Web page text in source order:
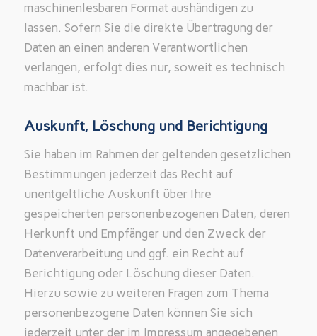
maschinenlesbaren Format aushändigen zu
lassen. Sofern Sie die direkte Übertragung der
Daten an einen anderen Verantwortlichen
verlangen, erfolgt dies nur, soweit es technisch
machbar ist.
Auskunft, Löschung und Berichtigung
Sie haben im Rahmen der geltenden gesetzlichen
Bestimmungen jederzeit das Recht auf
unentgeltliche Auskunft über Ihre
gespeicherten personenbezogenen Daten, deren
Herkunft und Empfänger und den Zweck der
Datenverarbeitung und ggf. ein Recht auf
Berichtigung oder Löschung dieser Daten.
Hierzu sowie zu weiteren Fragen zum Thema
personenbezogene Daten können Sie sich
jederzeit unter der im Impressum angegebenen